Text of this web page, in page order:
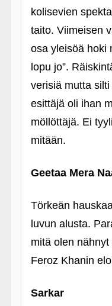
kolisevien
taito. Viimeisen
osa yleisöä hoki
lopu jo”.
verisiä mutta
esittäjä oli ihan
möllöttäjä. Ei
mitään.
Geetaa Mera
Törkeän
luvun alusta.
mitä olen
Feroz Khanin
Sarkar